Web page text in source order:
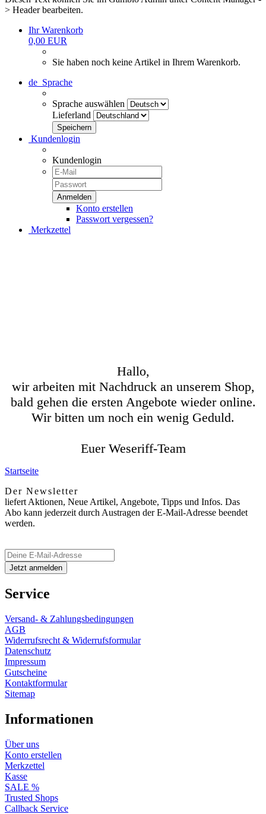
> Header bearbeiten.
Ihr Warenkorb
0,00 EUR
Sie haben noch keine Artikel in Ihrem Warenkorb.
de Sprache
Sprache auswählen
Lieferland
Kundenlogin
Kundenlogin
Konto erstellen
Passwort vergessen?
Merkzettel
Hallo,
wir arbeiten mit Nachdruck an unserem Shop,
bald gehen die ersten Angebote wieder online.
Wir bitten um noch ein wenig Geduld.
Euer Weseriff-Team
Startseite
Der Newsletter
liefert Aktionen, Neue Artikel, Angebote, Tipps und Infos. Das
Abo kann jederzeit durch Austragen der E-Mail-Adresse beendet
werden.
Service
Versand- & Zahlungsbedingungen
AGB
Widerrufsrecht & Widerrufsformular
Datenschutz
Impressum
Gutscheine
Kontaktformular
Sitemap
Informationen
Über uns
Konto erstellen
Merkzettel
Kasse
SALE %
Trusted Shops
Callback Service